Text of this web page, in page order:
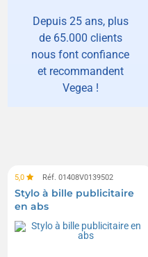
Depuis 25 ans, plus
de 65.000 clients
nous font confiance
et recommandent
Vegea !
5,0 Réf. 01408V0139502
Stylo à bille publicitaire
en abs